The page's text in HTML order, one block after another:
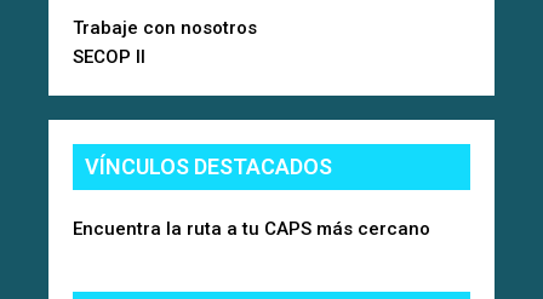
Trabaje con nosotros
SECOP II
VÍNCULOS DESTACADOS
Encuentra la ruta a tu CAPS más cercano